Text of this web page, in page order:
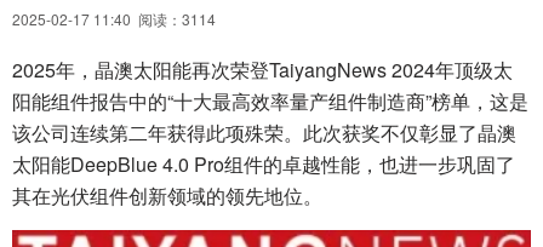
2025-02-17 11:40 阅读： 3114
2025年，晶澳太阳能再次荣登TaiyangNews 2024年顶级太
阳能组件报告中的“十大最高效率量产组件制造商”榜单，这是
该公司连续第二年获得此项殊荣。此次获奖不仅彰显了晶澳
太阳能DeepBlue 4.0 Pro组件的卓越性能，也进一步巩固了
其在光伏组件创新领域的领先地位。